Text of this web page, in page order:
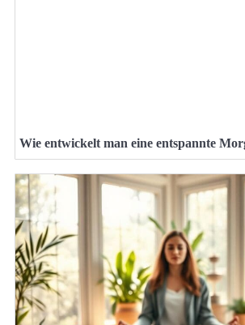
Wie entwickelt man eine entspannte